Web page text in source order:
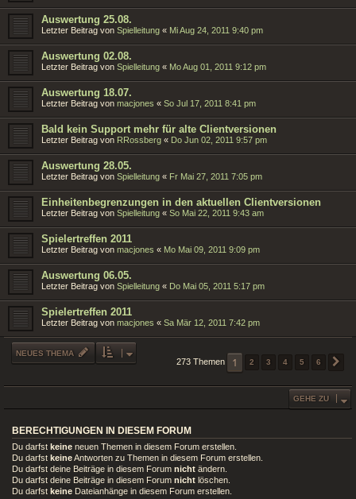
Auswertung 25.08.
Letzter Beitrag von Spielleitung « Mi Aug 24, 2011 9:40 pm
Auswertung 02.08.
Letzter Beitrag von Spielleitung « Mo Aug 01, 2011 9:12 pm
Auswertung 18.07.
Letzter Beitrag von macjones « So Jul 17, 2011 8:41 pm
Bald kein Support mehr für alte Clientversionen
Letzter Beitrag von RRossberg « Do Jun 02, 2011 9:57 pm
Auswertung 28.05.
Letzter Beitrag von Spielleitung « Fr Mai 27, 2011 7:05 pm
Einheitenbegrenzungen in den aktuellen Clientversionen
Letzter Beitrag von Spielleitung « So Mai 22, 2011 9:43 am
Spielertreffen 2011
Letzter Beitrag von macjones « Mo Mai 09, 2011 9:09 pm
Auswertung 06.05.
Letzter Beitrag von Spielleitung « Do Mai 05, 2011 5:17 pm
Spielertreffen 2011
Letzter Beitrag von macjones « Sa Mär 12, 2011 7:42 pm
NEUES THEMA
273 Themen 1 2 3 4 5 6
GEHE ZU
BERECHTIGUNGEN IN DIESEM FORUM
Du darfst keine neuen Themen in diesem Forum erstellen.
Du darfst keineAntworten zu Themen in diesem Forum erstellen.
Du darfst deine Beiträge in diesem Forum nicht ändern.
Du darfst deine Beiträge in diesem Forum nicht löschen.
Du darfst keine Dateianhänge in diesem Forum erstellen.